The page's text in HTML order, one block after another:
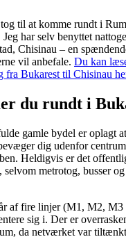
til at komme rundt i
har selv benyttet
Chisinau – en
vil anbefale. Du kan
fra Bukarest til Chisinau
du rundt i
gamle bydel er oplagt
dig udenfor
Heldigvis er det
selvom metrotog, busser
af fire linjer (M1, M2,
sig i. Der er
da netværket var